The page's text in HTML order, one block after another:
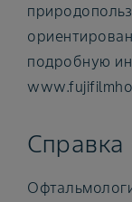
подробную